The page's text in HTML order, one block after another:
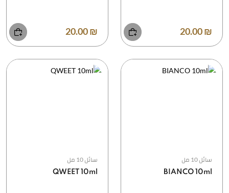
₪ 20.00
₪ 20.00
سائل 10 مل
BIANCO 10ml
سائل 10 مل
QWEET 10ml